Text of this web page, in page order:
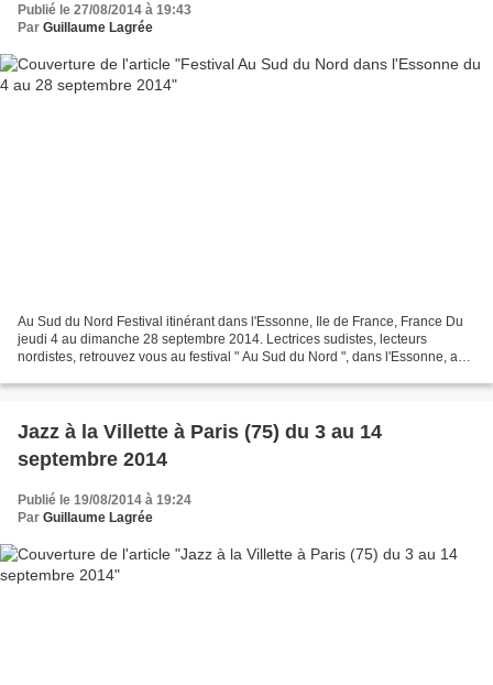
Publié le 27/08/2014 à 19:43
Par Guillaume Lagrée
Au Sud du Nord Festival itinérant dans l'Essonne, Ile de France, France Du
jeudi 4 au dimanche 28 septembre 2014. Lectrices sudistes, lecteurs
nordistes, retrouvez vous au festival " Au Sud du Nord ", dans l'Essonne, au
Jazz à la Villette à Paris (75) du 3 au 14
septembre 2014
Publié le 19/08/2014 à 19:24
Par Guillaume Lagrée